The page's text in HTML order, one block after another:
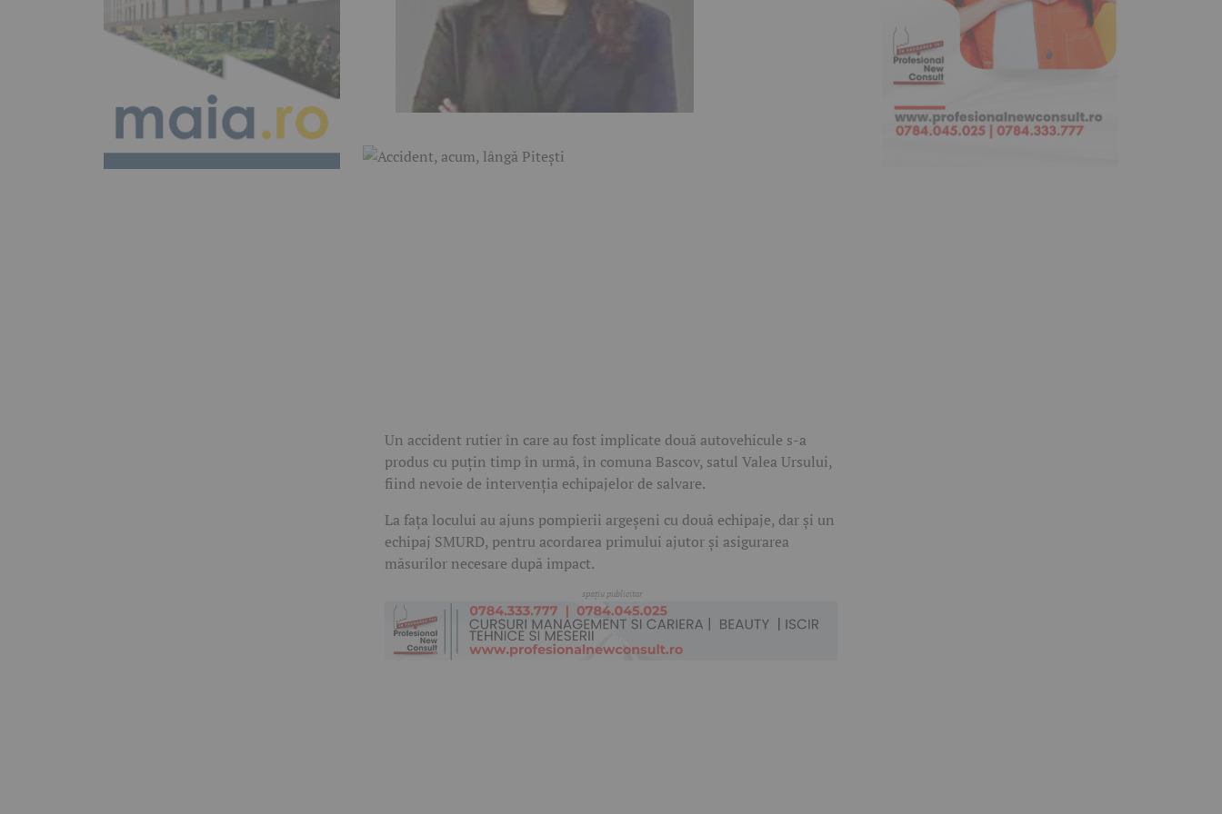
Un accident rutier în care au fost implicate două autovehicule s-a
produs cu puțin timp în urmă, în comuna Bascov, satul Valea Ursului,
fiind nevoie de intervenția echipajelor de salvare.
La fața locului au ajuns pompierii argeșeni cu două echipaje, dar și un
echipaj SMURD, pentru acordarea primului ajutor și asigurarea
măsurilor necesare după impact.